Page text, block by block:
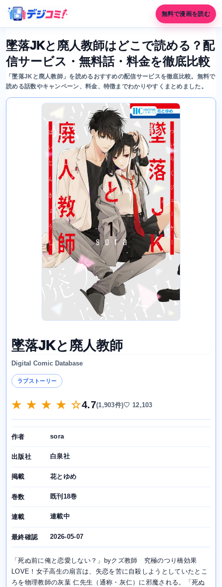
無料で漫画を読む
墜落JKと廃人教師はどこで読める？配
信サービス・無料話・料金を徹底比較
「墜落JKと廃人教師」を読めるおすすめの配信サービスを徹底比較。無料で
読める話数やキャンペーン、料金、特徴までわかりやすくまとめました。
墜落JKと廃人教師
Digital Comic Database
ラブストーリー
★ ★ ★ ★ ☆4.7(1,903件)♡ 12,103
作者 sora
出版社 白泉社
掲載 花とゆめ
巻数 既刊18巻
連載 連載中
最終確認 2026-05-07
「死ぬ前に俺と恋愛しない？」byクズ教師 究極のつり橋効果
LOVE！女子高生の扇言は、失恋を苦に自殺しようとしていたとこ
ろを物理教師の灰葉 仁先生（通称・灰仁）に邪魔される。「死ぬ